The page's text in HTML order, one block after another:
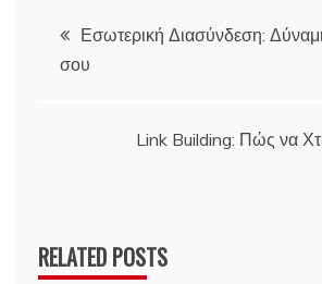
Πλοήγηση
άρθρων
Εσωτερική Διασύνδεση:
σου
Link Building: Πώς να
RELATED POSTS